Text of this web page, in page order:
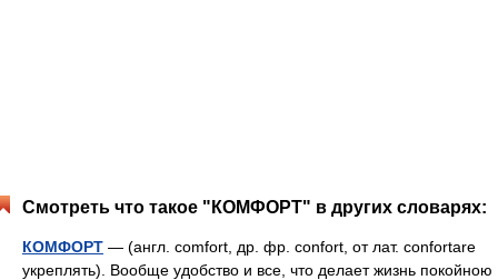
Смотреть что такое "КОМФОРТ" в других словарях:
КОМФОРТ — (англ. comfort, др. фр. confort, от лат. confortare
укреплять). Вообще удобство и все, что делает жизнь покойною